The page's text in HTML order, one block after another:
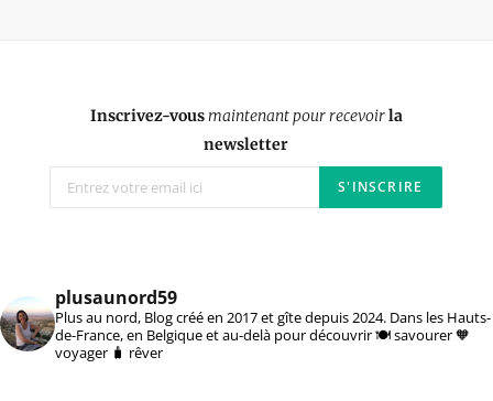
Inscrivez-vousmaintenant pour recevoirla
newsletter
plusaunord59
Plus au nord, Blog créé en 2017 et gîte depuis 2024. Dans les Hauts-
de-France, en Belgique et au-delà pour découvrir 🍽️ savourer 🧡
voyager 🧳 rêver